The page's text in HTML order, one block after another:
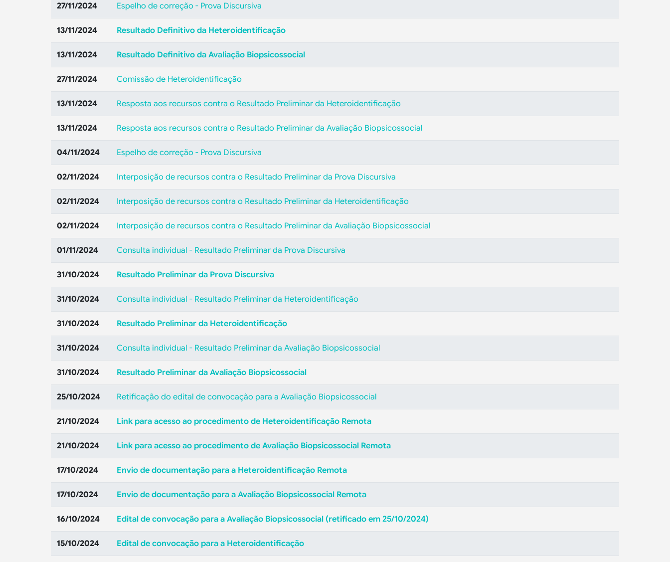
27/11/2024 Espelho de correção - Prova Discursiva
13/11/2024 Resultado Definitivo da Heteroidentificação
13/11/2024 Resultado Definitivo da Avaliação Biopsicossocial
27/11/2024 Comissão de Heteroidentificação
13/11/2024 Resposta aos recursos contra o Resultado Preliminar da Heteroidentificação
13/11/2024 Resposta aos recursos contra o Resultado Preliminar da Avaliação Biopsicossocial
04/11/2024 Espelho de correção - Prova Discursiva
02/11/2024 Interposição de recursos contra o Resultado Preliminar da Prova Discursiva
02/11/2024 Interposição de recursos contra o Resultado Preliminar da Heteroidentificação
02/11/2024 Interposição de recursos contra o Resultado Preliminar da Avaliação Biopsicossocial
01/11/2024 Consulta individual - Resultado Preliminar da Prova Discursiva
31/10/2024 Resultado Preliminar da Prova Discursiva
31/10/2024 Consulta individual - Resultado Preliminar da Heteroidentificação
31/10/2024 Resultado Preliminar da Heteroidentificação
31/10/2024 Consulta individual - Resultado Preliminar da Avaliação Biopsicossocial
31/10/2024 Resultado Preliminar da Avaliação Biopsicossocial
25/10/2024 Retificação do edital de convocação para a Avaliação Biopsicossocial
21/10/2024 Link para acesso ao procedimento de Heteroidentificação Remota
21/10/2024 Link para acesso ao procedimento de Avaliação Biopsicossocial Remota
17/10/2024 Envio de documentação para a Heteroidentificação Remota
17/10/2024 Envio de documentação para a Avaliação Biopsicossocial Remota
16/10/2024 Edital de convocação para a Avaliação Biopsicossocial (retificado em 25/10/2024)
15/10/2024 Edital de convocação para a Heteroidentificação